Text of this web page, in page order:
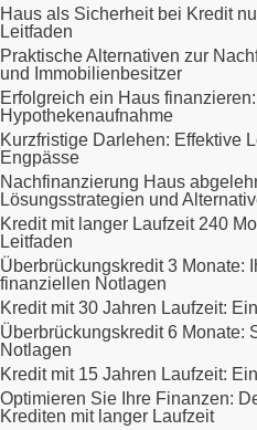
Haus als Sicherheit bei Kredit
Leitfaden
Praktische Alternativen zur
und Immobilienbesitzer
Erfolgreich ein Haus
Hypothekenaufnahme
Kurzfristige Darlehen: Effektive
Engpässe
Nachfinanzierung Haus
Lösungsstrategien und
Kredit mit langer Laufzeit 240
Leitfaden
Überbrückungskredit 3 Monate:
finanziellen Notlagen
Kredit mit 30 Jahren Laufzeit:
Überbrückungskredit 6 Monate:
Notlagen
Kredit mit 15 Jahren Laufzeit:
Optimieren Sie Ihre Finanzen:
Krediten mit langer Laufzeit